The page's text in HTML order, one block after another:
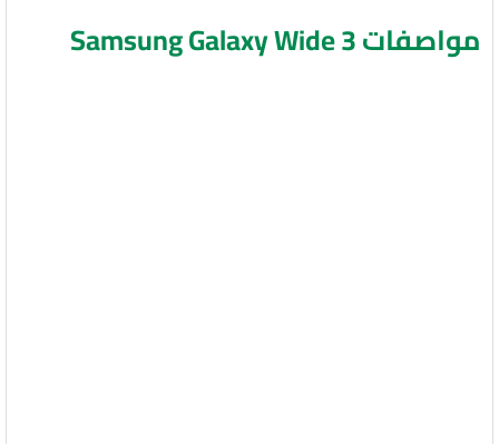
مواصفات Samsung Galaxy Wide 3